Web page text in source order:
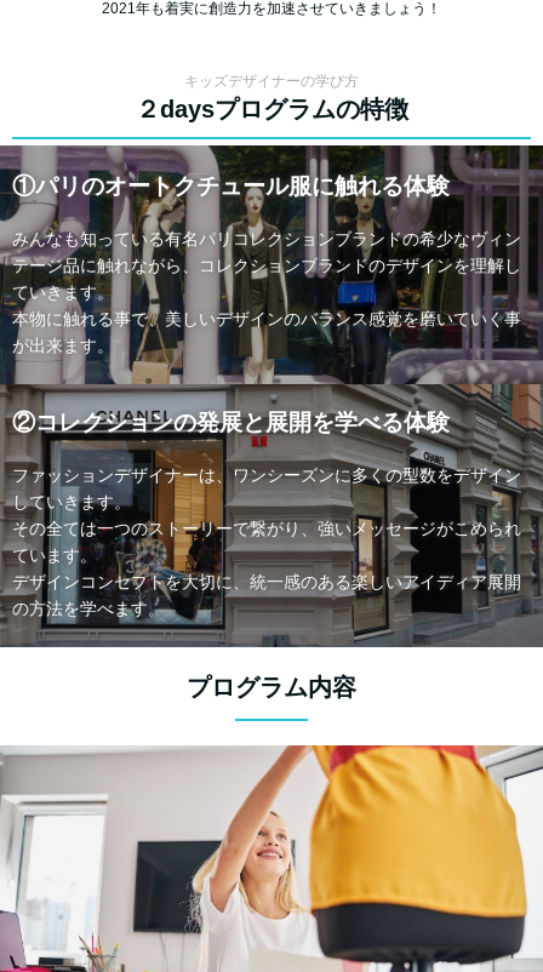
2021年も着実に創造力を加速させていきましょう！
キッズデザイナーの学び方
２daysプログラムの特徴
①パリのオートクチュール服に触れる体験
みんなも知っている有名パリコレクションブランドの希少なヴィン
テージ品に触れながら、コレクションブランドのデザインを理解し
ていきます。
本物に触れる事で、美しいデザインのバランス感覚を磨いていく事
が出来ます。
②コレクションの発展と展開を学べる体験
ファッションデザイナーは、ワンシーズンに多くの型数をデザイン
していきます。
その全ては一つのストーリーで繋がり、強いメッセージがこめられ
ています。
デザインコンセプトを大切に、統一感のある楽しいアイディア展開
の方法を学べます。
プログラム内容